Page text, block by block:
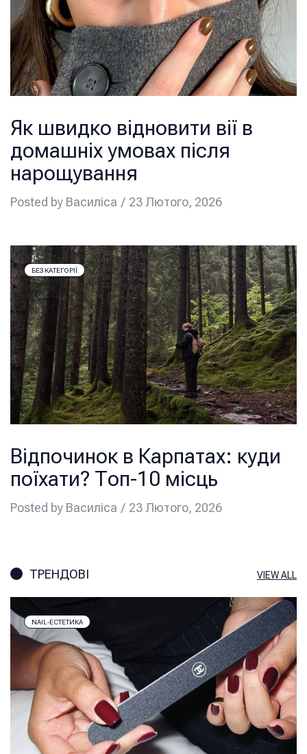
Як швидко відновити вії в
домашніх умовах після
нарощування
Posted by Василіса 23 Лютого, 2026
БЕЗ КАТЕГОРІЇ
Відпочинок в Карпатах: куди
поїхати? Топ-10 місць
Posted by Василіса 23 Лютого, 2026
ТРЕНДОВІ VIEW ALL
NAIL-ЕСТЕТИКА